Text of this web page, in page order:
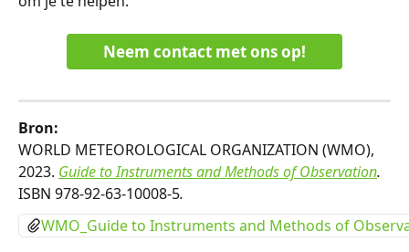
Neem contact met ons op!
Bron:
WORLD METEOROLOGICAL ORGANIZATION (WMO),
2023. Guide to Instruments and Methods of Observation.
ISBN 978-92-63-10008-5.
WMO_Guide to Instruments and Methods of